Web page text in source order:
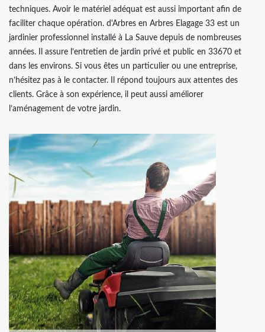
techniques. Avoir le matériel adéquat est aussi important afin de
faciliter chaque opération. d'Arbres en Arbres Elagage 33 est un
jardinier professionnel installé à La Sauve depuis de nombreuses
années. Il assure l’entretien de jardin privé et public en 33670 et
dans les environs. Si vous êtes un particulier ou une entreprise,
n’hésitez pas à le contacter. Il répond toujours aux attentes des
clients. Grâce à son expérience, il peut aussi améliorer
l’aménagement de votre jardin.